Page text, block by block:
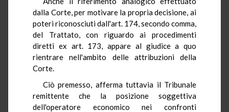
dalla Corte, per motivare la propria decisione, ai
poteri riconosciuti dall'art. 174, secondo comma,
del Trattato, con riguardo ai procedimenti
diretti ex art. 173, appare al giudice a quo
rientrare nell'ambito delle attribuzioni della
Corte.
Ciò premesso, afferma tuttavia il Tribunale
remittente che la posizione soggettiva
dell'operatore economico nei confronti